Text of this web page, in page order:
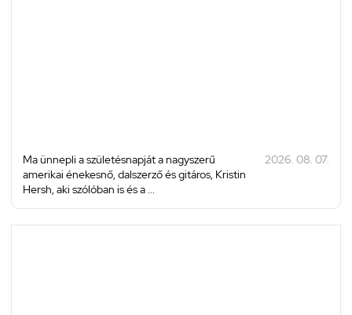
Ma ünnepli a születésnapját a nagyszerű
amerikai énekesnő, dalszerző és gitáros, Kristin
Hersh, aki szólóban is és a ...
2026. 08. 07.